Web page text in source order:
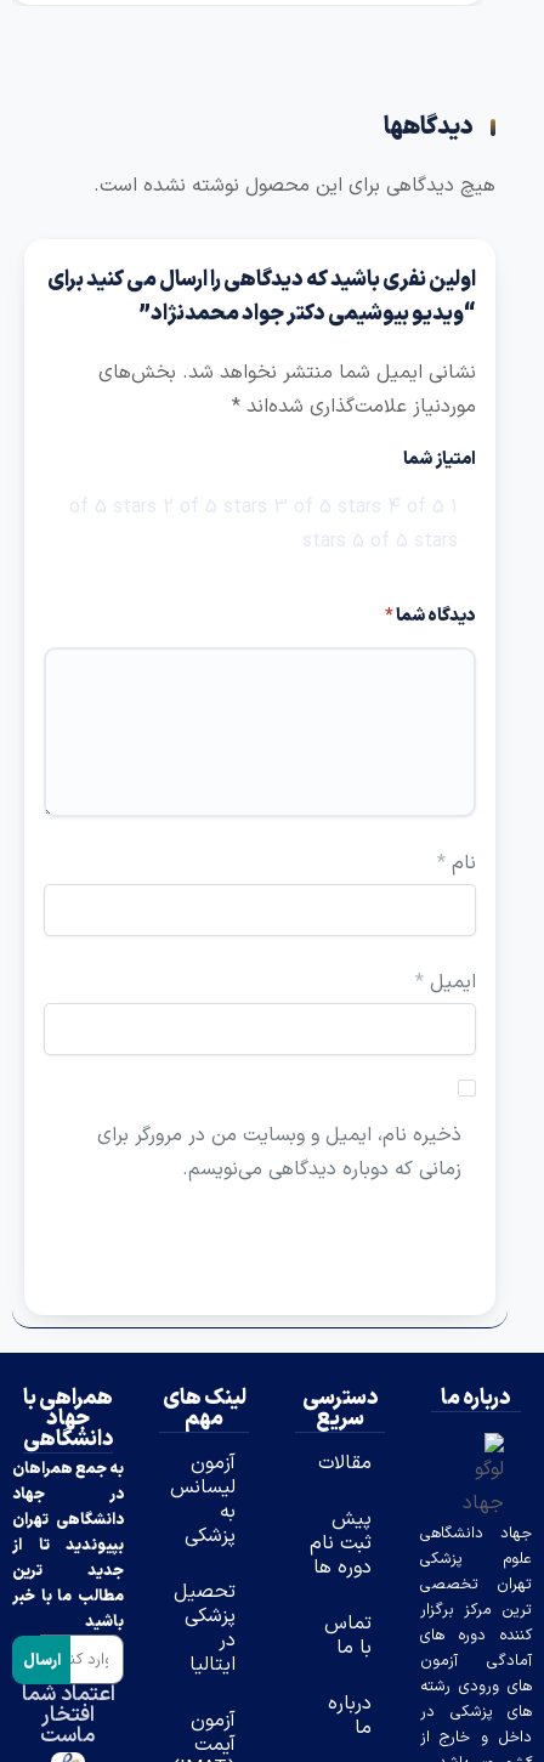
دیدگاهها
هیچ دیدگاهی برای این محصول نوشته نشده است.
اولین نفری باشید که دیدگاهی را ارسال می کنید برای
“ویدیو بیوشیمی دکتر جواد محمدنژاد”
نشانی ایمیل شما منتشر نخواهد شد. بخش‌های
موردنیاز علامت‌گذاری شده‌اند*
امتیاز شما
2 of 5 stars 3 of 5 stars 4 of 5
stars 5 of 5 stars
دیدگاه شما*
*
ایمیل*
ذخیره نام، ایمیل و وبسایت من در مرورگر برای
زمانی که دوباره دیدگاهی می‌نویسم.
درباره ما
دانشگاهی
پزشکی
تخصصی
مرکز برگزار
دوره های
آزمون
ورودی رشته
پزشکی در
و خارج از
دسترسی
سریع
مقالات
پیش
ثبت نام
دوره ها
تماس
با ما
درباره
لینک های
مهم
آزمون
لیسانس
پزشکی
تحصیل
پزشکی
ایتالیا
آزمون
آیمت
همراهی با
جهاد
دانشگاهی
به جمع همراهان
در جهاد
دانشگاهی تهران
بپیوندید تا از
جدید ترین
مطالب ما با خبر
باشید
ارسال
اعتماد شما
افتخار
ماست